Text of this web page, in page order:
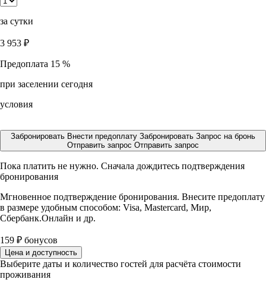
за сутки
3 953 ₽
Предоплата 15 %
при заселении сегодня
условия
Забронировать Внести предоплату Забронировать Запрос на бронь
Отправить запрос Отправить запрос
Пока платить не нужно. Сначала дождитесь подтверждения
бронирования
Мгновенное подтверждение бронирования. Внесите предоплату
в размере удобным способом: Visa, Mastercard, Мир,
Сбербанк.Онлайн и др.
159 ₽ бонусов
Цена и доступность
Выберите даты и количество гостей для расчёта стоимости
проживания